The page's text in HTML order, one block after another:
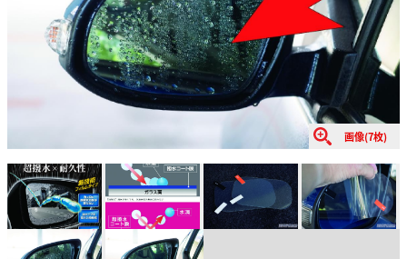
画像(7枚)